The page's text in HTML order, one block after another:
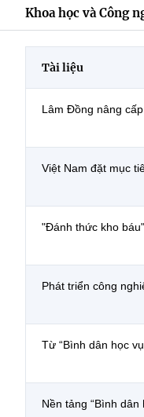
Khoa học và Công
Tài liệu
Lâm Đồng nâng
Việt Nam đặt mục
"Đánh thức kho
Phát triển công
Từ “Bình dân học
Nền tảng “Bình